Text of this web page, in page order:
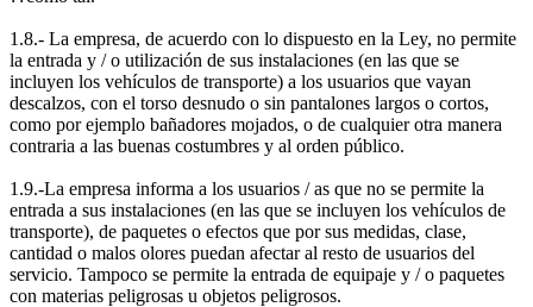
1.8.- La empresa, de acuerdo con lo dispuesto en la Ley, no permite
la entrada y / o utilización de sus instalaciones (en las que se
incluyen los vehículos de transporte) a los usuarios que vayan
descalzos, con el torso desnudo o sin pantalones largos o cortos,
como por ejemplo bañadores mojados, o de cualquier otra manera
contraria a las buenas costumbres y al orden público.
1.9.-La empresa informa a los usuarios / as que no se permite la
entrada a sus instalaciones (en las que se incluyen los vehículos de
transporte), de paquetes o efectos que por sus medidas, clase,
cantidad o malos olores puedan afectar al resto de usuarios del
servicio. Tampoco se permite la entrada de equipaje y / o paquetes
con materias peligrosas u objetos peligrosos.